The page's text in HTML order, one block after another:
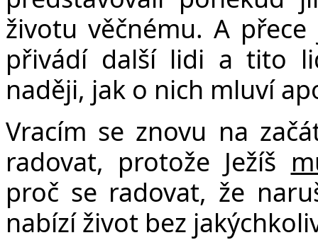
životu věčnému. A
přivádí další lidi a tito
naději, jak o nich mluví
Vracím se znovu na
radovat, protože Ježíš
proč se radovat, že
nabízí život bez